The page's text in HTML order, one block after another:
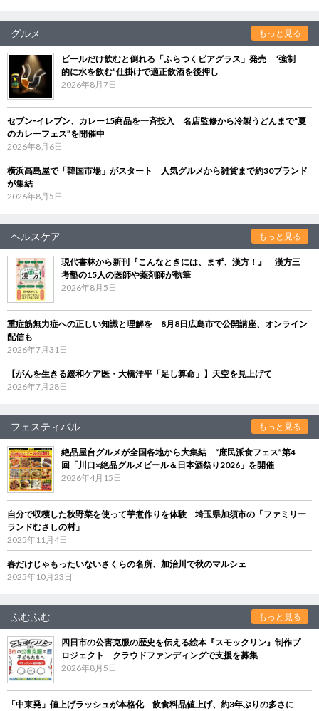
グルメ もっと見る
ビールだけ飲むと倒れる「ふらつくビアグラス」発売 “強制
的に水を飲む”仕掛けで適正飲酒を後押し
2026年8月7日
セブン‐イレブン、カレー15商品を一斉投入 名店監修から冷製うどんまで“夏
のカレーフェス”を開催中
2026年8月6日
横浜高島屋で「韓国市場」がスタート 人気グルメから雑貨まで約30ブランド
が集結
2026年8月5日
ヘルスケア もっと見る
現代書林から新刊『こんなときには、まず、漢方！』 漢方三
考塾の15人の医師や薬剤師が執筆
2026年8月5日
重症筋無力症への正しい知識と理解を 8月8日広島市で公開講座、オンライン
配信も
2026年7月31日
【がんを生きる緩和ケア医・大橋洋平「足し算命」】天空を見上げて
2026年7月28日
フェスティバル もっと見る
絶品屋台グルメが全国各地から大集結 “庶民派食フェス”第4
回「川口×絶品グルメビール＆日本酒祭り2026」を開催
2026年4月15日
自分で収穫した秋野菜を使って芋煮作りを体験 埼玉県加須市の「ファミリー
ランドむさしの村」
2025年11月4日
春だけじゃもったいないさくらの名所、加治川で秋のマルシェ
2025年10月23日
ふむふむ もっと見る
四日市の公害克服の歴史を伝える絵本『スモックリン』制作プ
ロジェクト クラウドファンディングで支援を募集
2026年8月5日
「中東発」値上げラッシュが本格化 飲食料品値上げ、約3年ぶりの多さに